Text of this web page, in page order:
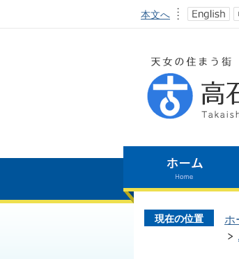
本文へ
現在の位置 ホ